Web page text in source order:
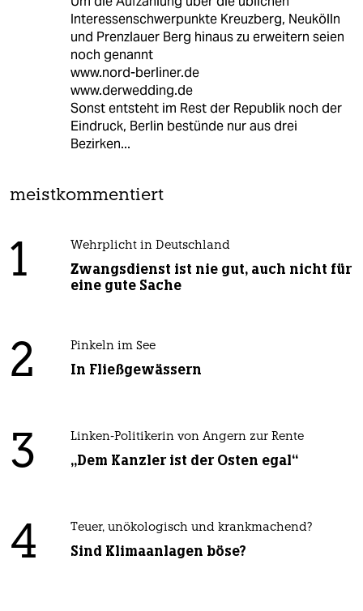
Interessenschwerpunkte Kreuzberg, Neukölln
und Prenzlauer Berg hinaus zu erweitern seien
noch genannt
www.nord-berliner.de
www.derwedding.de
Sonst entsteht im Rest der Republik noch der
Eindruck, Berlin bestünde nur aus drei
Bezirken...
meistkommentiert
1 Wehrplicht in Deutschland
Zwangsdienst ist nie gut, auch nicht für
eine gute Sache
2 Pinkeln im See
In Fließgewässern
3 Linken-Politikerin von Angern zur Rente
„Dem Kanzler ist der Osten egal“
4 Teuer, unökologisch und krankmachend?
Sind Klimaanlagen böse?